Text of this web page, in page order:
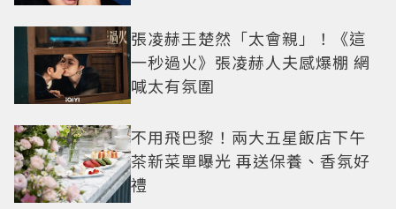
張凌赫王楚然「太會親」！《這
一秒過火》張凌赫人夫感爆棚 網
喊太有氛圍
不用飛巴黎！兩大五星飯店下午
茶新菜單曝光 再送保養、香氛好
禮